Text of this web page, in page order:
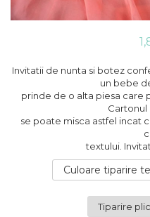
Pungi si cutii prajituri
Sticle si borcane
Cutii flori de hartie
Cutii flori de sapun
Aranjamente tematice
2025 Craciun
2020 Craciun si Anul Nou
2022 Crăciun
2023 Crăciun
Invitatii de nunta si botez
un bebe
prinde de o alta piesa care
Cartonul
se poate misca astfel incat
textului.
Culoare tiparire